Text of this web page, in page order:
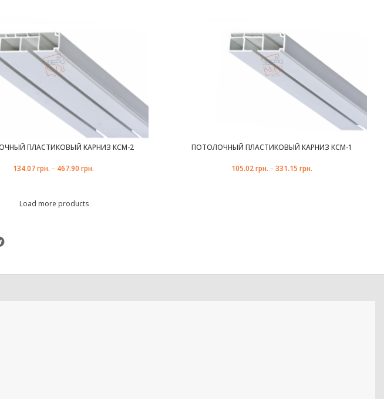
ПЛАСТИКОВЫЙ КАРНИЗ КСМ-2
134.07грн. – 467.90грн.
ПОТОЛОЧНЫЙ ПЛАСТИКОВЫЙ КАРНИЗ КСМ-1
105.02грн. –331.15грн.
Load more products